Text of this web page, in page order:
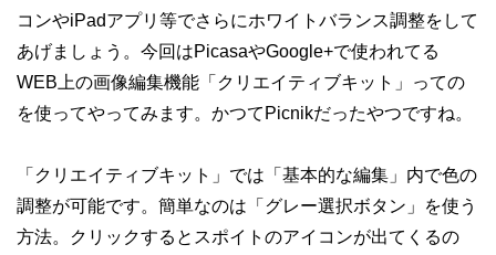
コンやiPadアプリ等でさらにホワイトバランス調整をして
あげましょう。今回はPicasaやGoogle+で使われてる
WEB上の画像編集機能「クリエイティブキット」っての
を使ってやってみます。かつてPicnikだったやつですね。
「クリエイティブキット」では「基本的な編集」内で色の
調整が可能です。簡単なのは「グレー選択ボタン」を使う
方法。クリックするとスポイトのアイコンが出てくるの